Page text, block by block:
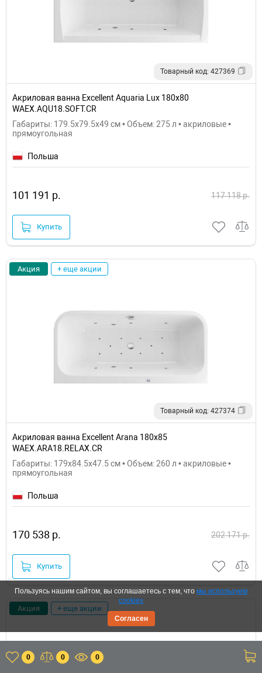
Товарный код: 427369
Акриловая ванна Excellent Aquaria Lux 180x80
WAEX.AQU18.SOFT.CR
Габариты: 179.5x79.5x49 см • Объем: 275 л • акриловые •
прямоугольная
Польша
101 191 р. 117 118 р.
Купить
Акция + еще акции
Товарный код: 427374
Акриловая ванна Excellent Arana 180x85
WAEX.ARA18.RELAX.CR
Габариты: 179x84.5x47.5 см • Объем: 260 л • акриловые •
прямоугольная
Польша
170 538 р. 202 171 р.
Купить
Акция + еще акции
0 0 0
Пользуясь нашим сайтом, вы соглашаетесь с тем, что мы используем
cookies
Согласен